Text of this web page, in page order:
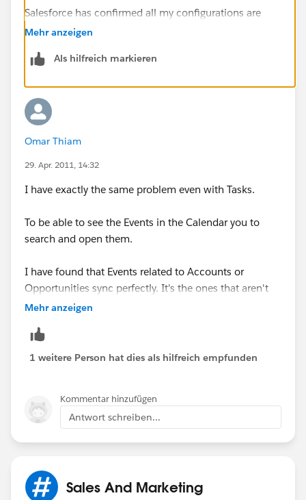
Salesforce has confirmed all my configurations are
correct so not sure where to go from here.
Mehr anzeigen
Als hilfreich markieren
Omar Thiam
29. Apr. 2011, 14:32
I have exactly the same problem even with Tasks.
To be able to see the Events in the Calendar you to
search and open them.
I have found that Events related to Accounts or
Opportunities sync perfectly. It's the ones that aren't
related to any Account or Opportunity that don't sync.
Mehr anzeigen
1 weitere Person hat dies als hilfreich empfunden
Kommentar hinzufügen
Antwort schreiben...
Sales And Marketing